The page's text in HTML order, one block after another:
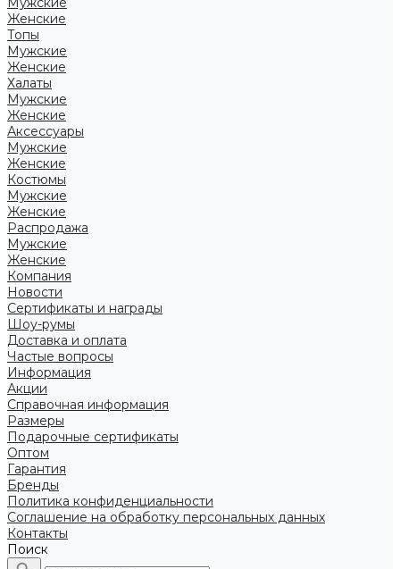
Женские
Топы
Мужские
Женские
Халаты
Мужские
Женские
Аксессуары
Мужские
Женские
Костюмы
Мужские
Женские
Распродажа
Мужские
Женские
Компания
Новости
Сертификаты и награды
Шоу-румы
Доставка и оплата
Частые вопросы
Информация
Акции
Справочная информация
Размеры
Подарочные сертификаты
Оптом
Гарантия
Бренды
Политика конфиденциальности
Соглашение на обработку персональных данных
Контакты
Поиск